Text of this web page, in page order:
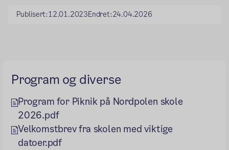
Publisert:12.01.2023Endret:24.04.2026
Program og diverse
Program for Piknik på Nordpolen skole
2026.pdf
Velkomstbrev fra skolen med viktige
datoer.pdf